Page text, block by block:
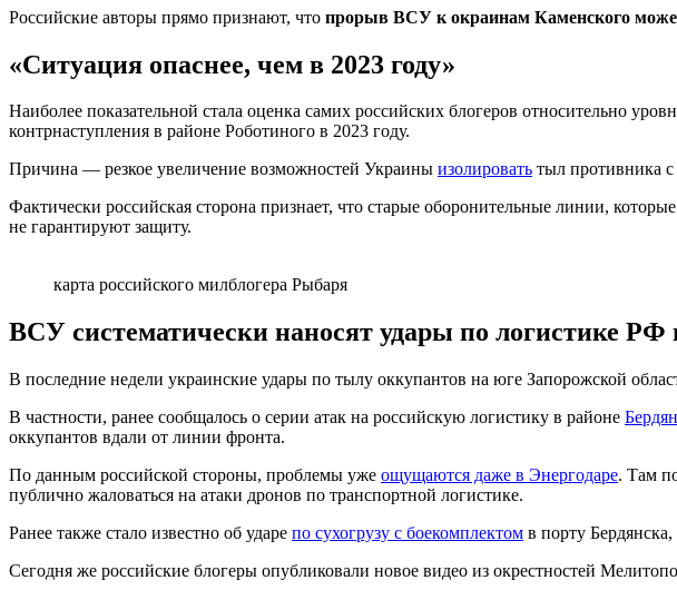
Российские авторы прямо признают, что прорыв ВСУ к окраинам Каменского
«Ситуация опаснее, чем в 2023 году»
Наиболее показательной стала оценка самих российских блогеров относительно
контрнаступления в районе Роботиного в 2023 году.
Причина — резкое увеличение возможностей Украины изолировать тыл противника
Фактически российская сторона признает, что старые оборонительные линии,
не гарантируют защиту.
карта российского милблогера Рыбаря
ВСУ систематически наносят удары по логистике РФ
В последние недели украинские удары по тылу оккупантов на юге Запорожской
В частности, ранее сообщалось о серии атак на российскую логистику в районе
оккупантов вдали от линии фронта.
По данным российской стороны, проблемы уже ощущаются даже в Энергодаре. Там
публично жаловаться на атаки дронов по транспортной логистике.
Ранее также стало известно об ударе по сухогрузу с боекомплектом в порту
Сегодня же российские блогеры опубликовали новое видео из окрестностей